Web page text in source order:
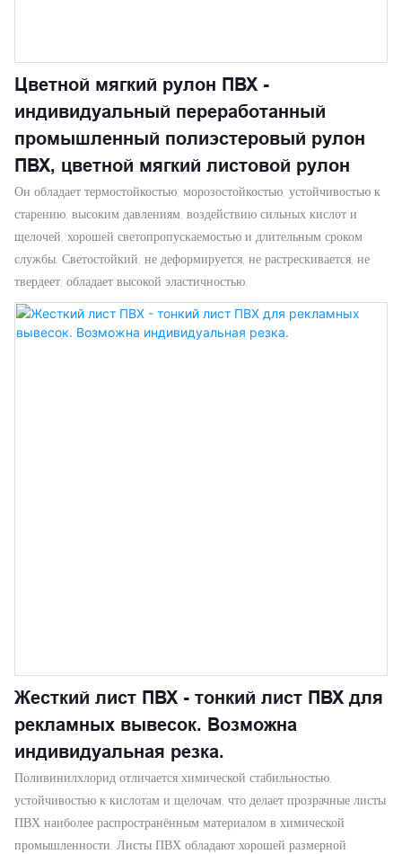
Цветной мягкий рулон ПВХ -
индивидуальный переработанный
промышленный полиэстеровый рулон
ПВХ, цветной мягкий листовой рулон
Он обладает термостойкостью, морозостойкостью, устойчивостью к
старению, высоким давлениям, воздействию сильных кислот и
щелочей, хорошей светопропускаемостью и длительным сроком
службы. Светостойкий, не деформируется, не растрескивается, не
твердеет, обладает высокой эластичностью.
Жесткий лист ПВХ - тонкий лист ПВХ для
рекламных вывесок. Возможна
индивидуальная резка.
Поливинилхлорид отличается химической стабильностью,
устойчивостью к кислотам и щелочам, что делает прозрачные листы
ПВХ наиболее распространённым материалом в химической
промышленности. Листы ПВХ обладают хорошей размерной